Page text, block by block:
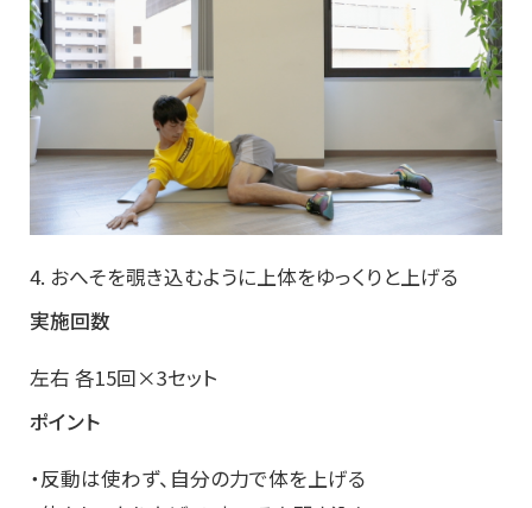
4. おへそを覗き込むように上体をゆっくりと上げる
実施回数
左右 各15回×3セット
ポイント
・反動は使わず、自分の力で体を上げる